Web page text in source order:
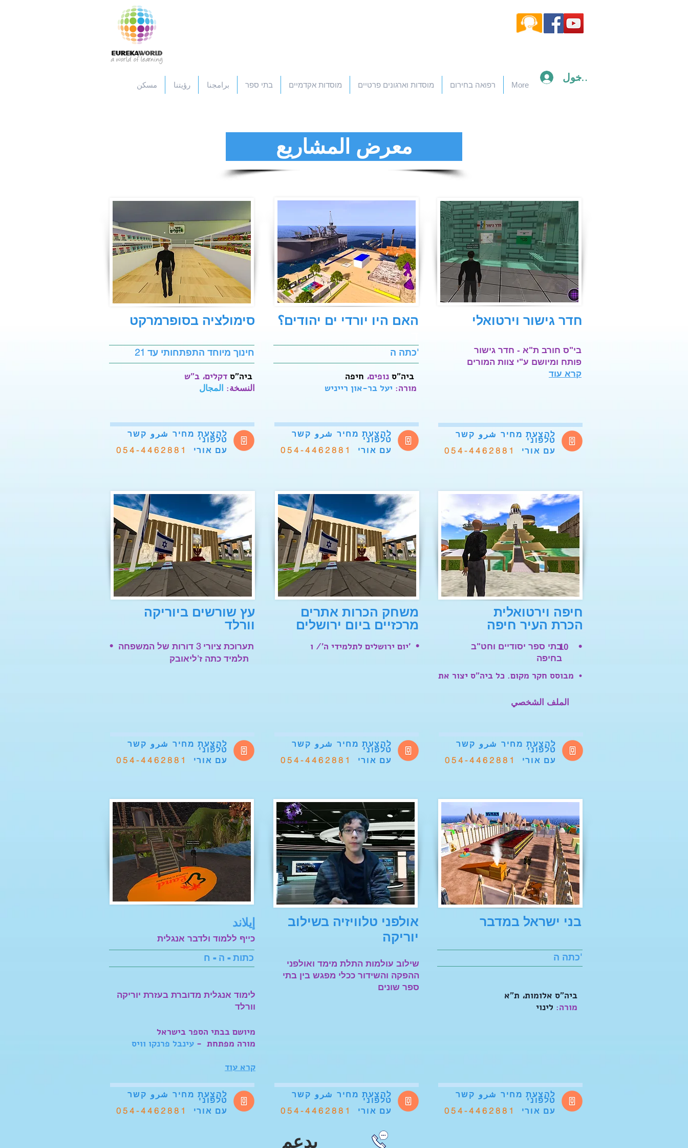
تسجيل الدخول
مسكن رؤيتنا برامجنا בתי ספר מוסדות אקדמיים מוסדות וארגונים פרטיים רפואה בחירום More
معرض المشاريع
סימולציה בסופרמרקט
חינוך מיוחד התפתחותי עד 21
ביה"ס דקלים،
النسخة: المجال
האם היו יורדי ים יהודים؟
כתה ה'
ביה"ס נופים، חיפה
‫ מורה: יעל בר-און רייניש
חדר גישור וירטואלי
בי"ס חורב ת"א - חדר גישור
פותח ומיושם ע"י צוות המורים
קרא עוד
להצעת מחיר شرو קשר
טלפוני
עם אורי
054-4462881
להצעת מחיר شرو קשר
טלפוני
עם אורי
054-4462881
להצעת מחיר شرو קשר
טלפוני
עם אורי
054-4462881
עץ שורשים ביוריקה
וורלד
תערוכת ציורי 3 דורות של המשפחה •
תלמיד כתה ז'ליאובק
משחק הכרות אתרים
מרכזיים ביום ירושלים
יום ירושלים לתלמידי ה'/ ו' •
בתי ספר יסודיים וחט"ב
בחיפה
10 •
חיפה וירטואלית
הכרת העיר חיפה
מבוסס חקר מקום. כל ביה"ס יצור את •
الملف الشخصي
להצעת מחיר شرو קשר
טלפוני
עם אורי
054-4462881
להצעת מחיר شرو קשר
טלפוני
עם אורי
054-4462881
להצעת מחיר شرو קשר
טלפוני
עם אורי
054-4462881
إيلاند
כייף ללמוד ולדבר אנגלית
כתות - ה - ח
לימוד אנגלית מדוברת בעזרת יוריקה
וורלד
אולפני טלוויזיה בשילוב
יוריקה
שילוב עולמות התלת מימד ואולפני
ההפקה והשידור ככלי מפגש בין בתי
ספר שונים
בני ישראל במדבר
כתה ה'
ביה"ס אלומות، ת"א
‫ מורה: לינוי
מיושם בבתי הספר בישראל
מורה מפתחת - עינבל פרנקו וויס
קרא עוד
להצעת מחיר شرو קשר
טלפוני
עם אורי
054-4462881
להצעת מחיר شرو קשר
טלפוני
עם אורי
054-4462881
להצעת מחיר شرو קשר
טלפוני
עם אורי
054-4462881
يدعم